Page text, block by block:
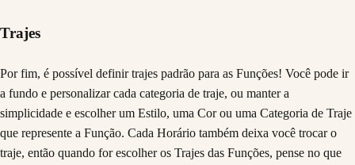
Trajes
Por fim, é possível definir trajes padrão para as Funções! Você pode ir
a fundo e personalizar cada categoria de traje, ou manter a
simplicidade e escolher um Estilo, uma Cor ou uma Categoria de Traje
que represente a Função. Cada Horário também deixa você trocar o
traje, então quando for escolher os Trajes das Funções, pense no que